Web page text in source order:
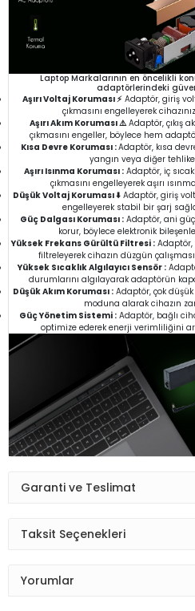
Laptop Markalarının en öncelikli
adaptörlerindeki
Aşırı Voltaj Koruması ⚡ Adaptör, giriş
çıkmasını engelleyerek
Aşırı Akım Koruması ⚠️Adaptör, çıkış
çıkmasını engeller, böylece hem
Kısa Devre Koruması :Adaptör, kısa
yangın veya diğer
Aşırı Isınma Koruması : Adaptör, iç
çıkmasını engelleyerek aşırı
Düşük Voltaj Koruması ⬇️ Adaptör, giriş
engelleyerek stabil bir şarj
Güç Dalgası Koruması : Adaptör, ani güç
korur, böylece elektronik
Yüksek Frekans Gürültü Filtresi :Adaptör,
filtreleyerek cihazın düzgün
Yüksek Sıcaklık Algılayıcı Sensör :
durumlarını algılayarak adaptörün
Düşük Akım Koruması : Adaptör, çok
moduna alarak cihazın
Güç Yönetim Sistemi :Adaptör, bağlı
optimize ederek enerji verimliliğini
Garanti ve Teslimat
Taksit Seçenekleri
Yorumlar